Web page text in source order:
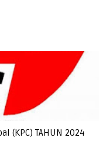
(KPC) TAHUN 2024